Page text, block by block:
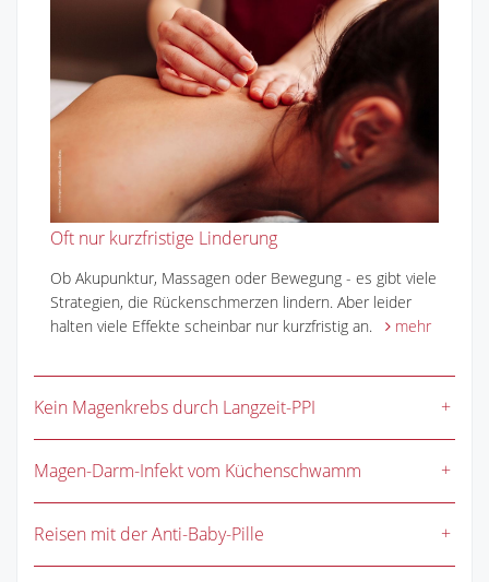
Oft nur kurzfristige Linderung
Ob Akupunktur, Massagen oder Bewegung - es gibt viele
Strategien, die Rückenschmerzen lindern. Aber leider
halten viele Effekte scheinbar nur kurzfristig an.
mehr
Kein Magenkrebs durch Langzeit-PPI
Magen-Darm-Infekt vom Küchenschwamm
Reisen mit der Anti-Baby-Pille